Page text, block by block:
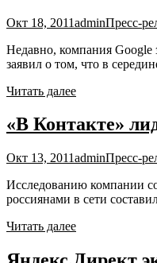
Окт 18, 2011adminПресс-
Недавно, компания Google
заявил о том, что в
Читать далее
«В Контакте»
Окт 13, 2011adminПресс-
Исследованию компании
россиянами в сети
Читать далее